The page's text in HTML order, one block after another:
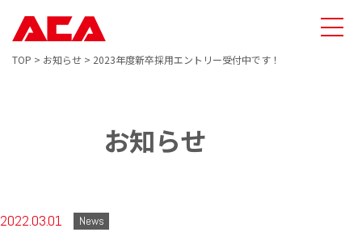
TOP > お知らせ > 2023年度新卒採用エントリー受付中です！
お知らせ
2022.03.01 News